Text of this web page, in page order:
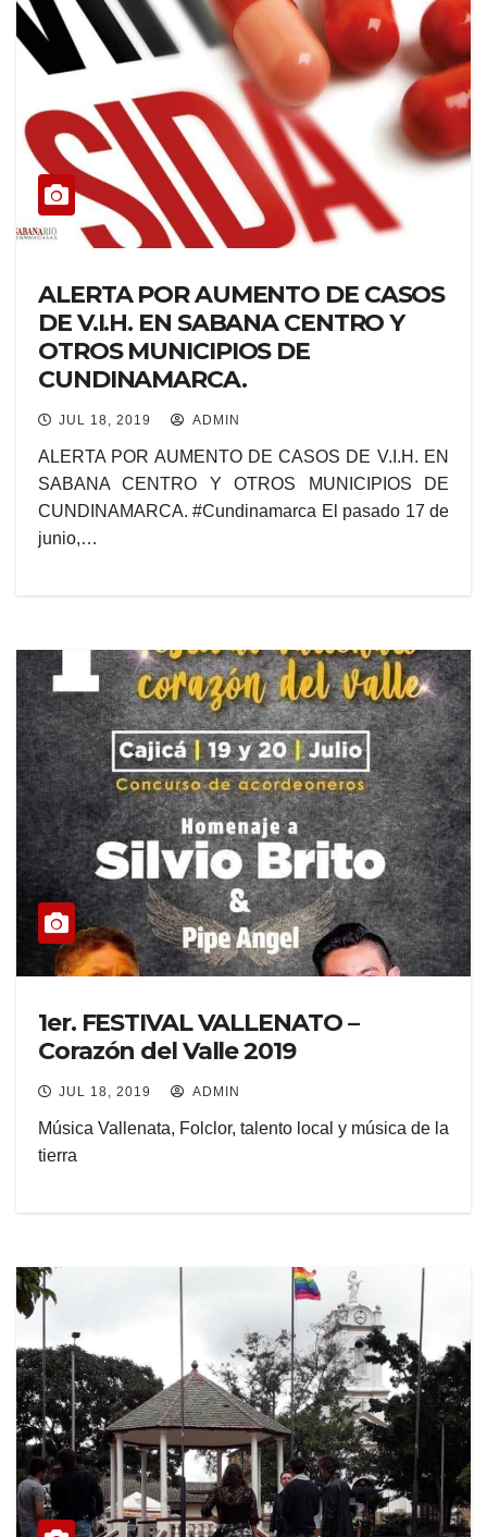
ALERTA POR AUMENTO DE CASOS
DE V.I.H. EN SABANA CENTRO Y
OTROS MUNICIPIOS DE
CUNDINAMARCA.
JUL 18, 2019 ADMIN
ALERTA POR AUMENTO DE CASOS DE V.I.H. EN
SABANA CENTRO Y OTROS MUNICIPIOS DE
CUNDINAMARCA. #Cundinamarca El pasado 17 de
junio,…
1er. FESTIVAL VALLENATO –
Corazón del Valle 2019
JUL 18, 2019 ADMIN
Música Vallenata, Folclor, talento local y música de la
tierra